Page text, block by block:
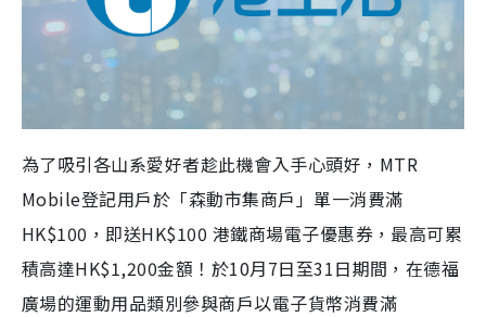
為了吸引各山系愛好者趁此機會入手心頭好，MTR
Mobile登記用戶於「森動市集商戶」單一消費滿
HK$100，即送HK$100 港鐵商場電子優惠券，最高可累
積高達HK$1,200金額！於10月7日至31日期間，在德福
廣場的運動用品類別參與商戶以電子貨幣消費滿